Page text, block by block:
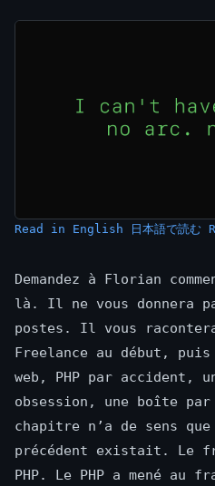
Read in English 日本語で読む
Demandez à Florian
là. Il ne vous donnera
postes. Il vous
Freelance au début,
web, PHP par accident,
obsession, une boîte par
chapitre n’a de sens
précédent existait. Le
PHP. Le PHP a mené au